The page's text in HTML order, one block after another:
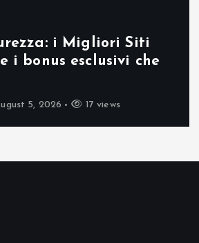
i Migliori Siti
i bonus esclusivi che
5, 2026 17 views